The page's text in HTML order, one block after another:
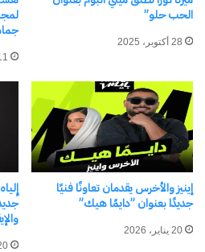
للإدماج الاجتماعي، ووسيلةٍ
للشباب، وخاصةً من ذوي
الحصول على تدريبٍ مهنيّ
شارك هذا الموضوع:
فيس بوك
X
معجب بهذه:
الحب حلو”
28 أكتوبر، 2025
11
إينيز والأخرس يقدمان تعاونًا فنيًا
جديدًا بعنوان ”دايمًا هيك”
20 يناير، 2026
20